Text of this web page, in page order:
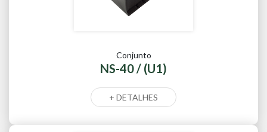
Conjunto
NS-40 / (U1)
+ DETALHES